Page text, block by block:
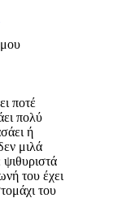
ποτέ
πολύ
ή
μιλά
του έχει
του